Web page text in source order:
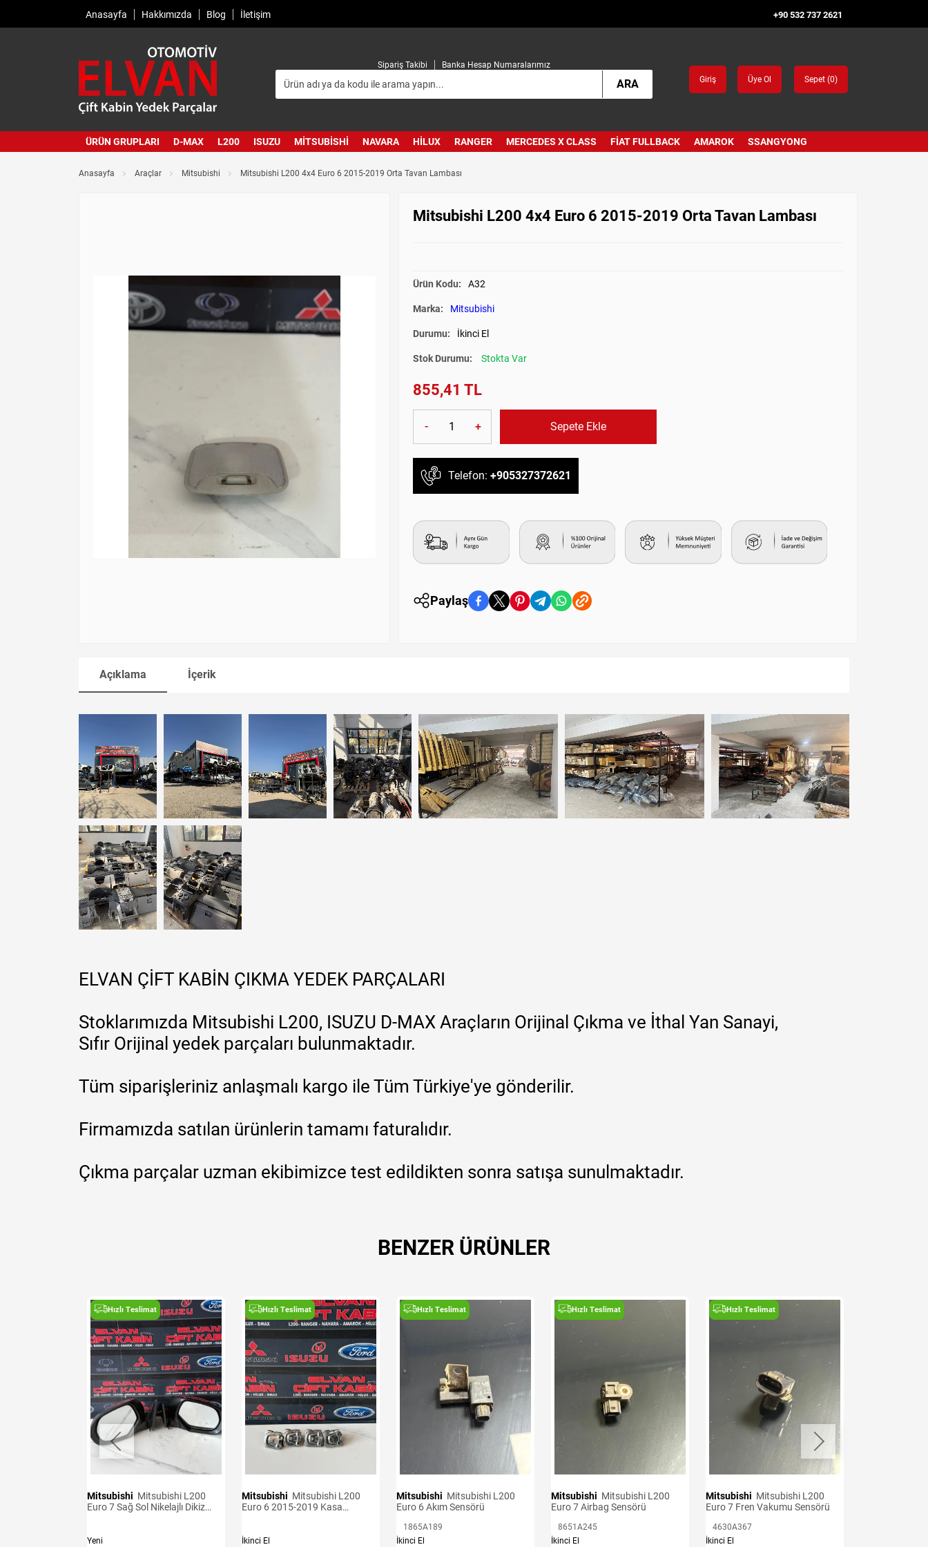
Anasayfa Hakkımızda Blog İletişim +90 532 737 2621
Sipariş Takibi Banka Hesap Numaralarımız
ARA Giriş Üye Ol Sepet (0)
ÜRÜN GRUPLARI D-MAX L200 ISUZU MITSUBISHI NAVARA HILUX RANGER MERCEDES X CLASS FIAT FULLBACK AMAROK SSANGYONG
Anasayfa Araçlar Mitsubishi Mitsubishi L200 4x4 Euro 6 2015-2019 Orta Tavan Lambası
Mitsubishi L200 4x4 Euro 6 2015-2019 Orta Tavan Lambası
Ürün Kodu: A32
Marka: Mitsubishi
Durumu: İkinci El
Stok Durumu: Stokta Var
855,41 TL
- + Sepete Ekle
Telefon: +905327372621
Paylaş
Açıklama İçerik
ELVAN ÇİFT KABİN ÇIKMA YEDEK PARÇALARI
Stoklarımızda Mitsubishi L200, ISUZU D-MAX Araçların Orijinal Çıkma ve İthal Yan Sanayi,
Sıfır Orijinal yedek parçaları bulunmaktadır.
Tüm siparişleriniz anlaşmalı kargo ile Tüm Türkiye'ye gönderilir.
Firmamızda satılan ürünlerin tamamı faturalıdır.
Çıkma parçalar uzman ekibimizce test edildikten sonra satışa sunulmaktadır.
BENZER ÜRÜNLER
Hızlı Teslimat
Mitsubishi
Euro 7 Sağ Sol Nikelajlı Dikiz
Yeni
Hızlı Teslimat
Mitsubishi
Euro 6 2015-2019 Kasa
İkinci El
Hızlı Teslimat
Mitsubishi
Euro 6 Akım Sensörü
1865A189
İkinci El
Hızlı Teslimat
Mitsubishi
Euro 7 Airbag Sensörü
8651A245
İkinci El
Hızlı Teslimat
Mitsubishi
Euro 7 Fren Vakumu Sensörü
4630A367
İkinci El